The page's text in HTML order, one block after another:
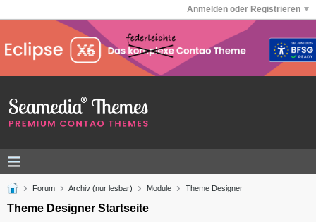
Anmelden oder Registrieren
Forum Archiv (nur lesbar) Module Theme Designer
Theme Designer Startseite